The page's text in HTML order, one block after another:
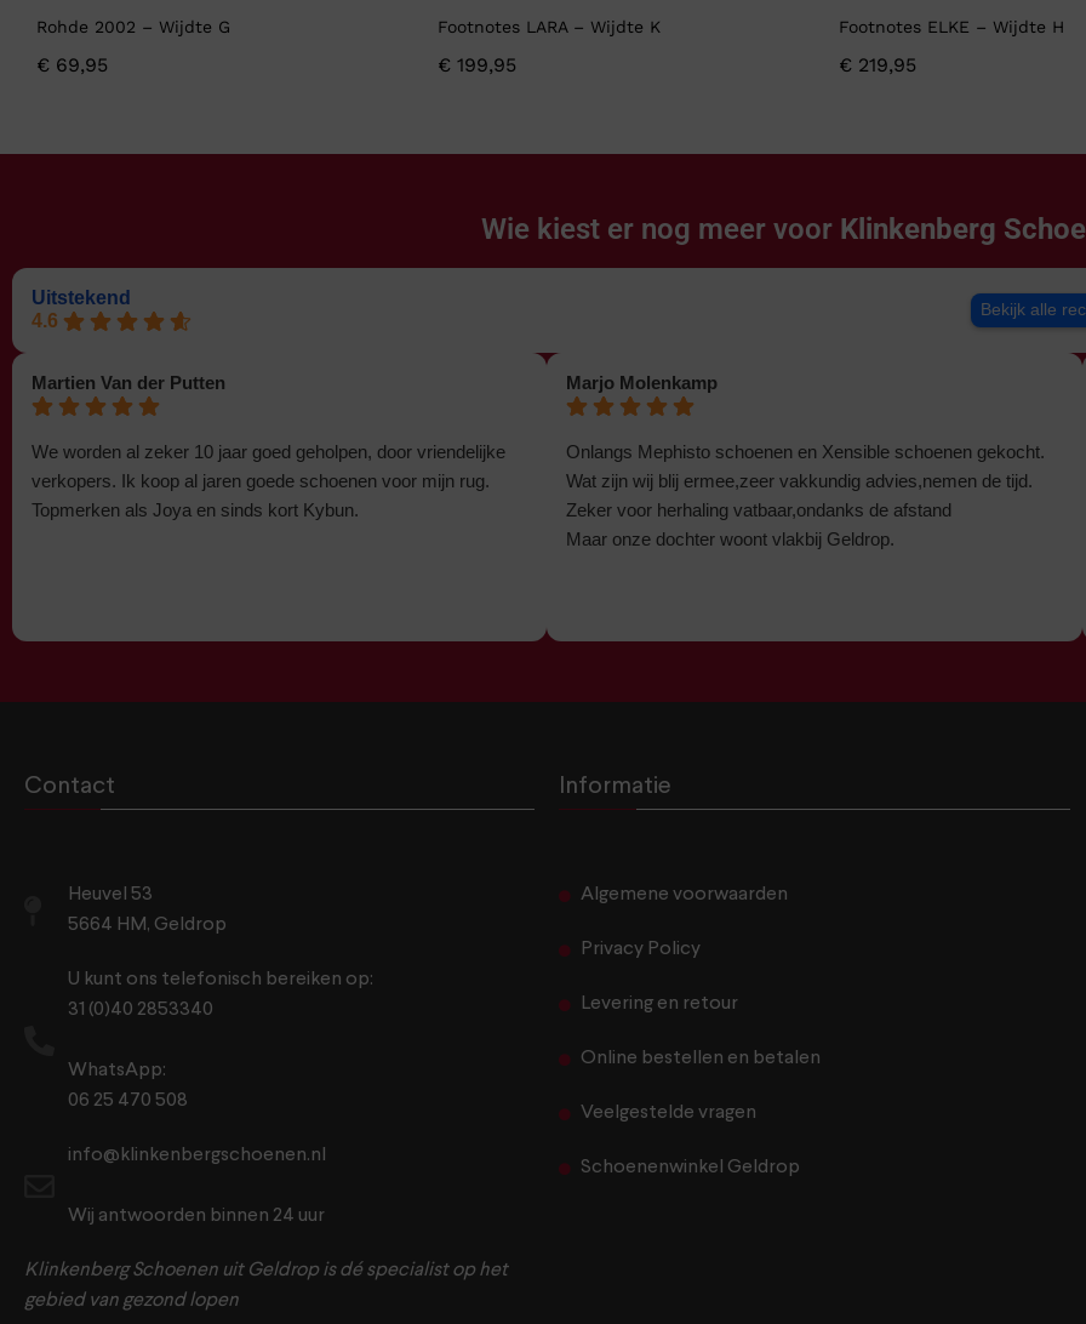
Rohde 2002 – Wijdte G
€ 69,95
Footnotes LARA – Wijdte K
€ 199,95
Footnotes ELKE – Wijdte H
€ 219,95
Wie kiest er nog meer voor Klinkenberg
Uitstekend
4.6
Bekijk alle
Martien Van der Putten
We worden al zeker 10 jaar goed geholpen, door vriendelijke
verkopers. Ik koop al jaren goede schoenen voor mijn rug.
Topmerken als Joya en sinds kort Kybun.
Marjo Molenkamp
Onlangs Mephisto schoenen en Xensible schoenen gekocht.
Wat zijn wij blij ermee,zeer vakkundig advies,nemen de tijd.
Zeker voor herhaling vatbaar,ondanks de afstand
Maar onze dochter woont vlakbij Geldrop.
Contact
Heuvel 53
5664 HM, Geldrop
U kunt ons telefonisch bereiken op:
31 (0)40 2853340
WhatsApp:
06 25 470 508
info@klinkenbergschoenen.nl
Wij antwoorden binnen 24 uur
Klinkenberg Schoenen uit Geldrop is dé specialist op het
gebied van gezond lopen
Informatie
Algemene voorwaarden
Privacy Policy
Levering en retour
Online bestellen en betalen
Veelgestelde vragen
Schoenenwinkel Geldrop